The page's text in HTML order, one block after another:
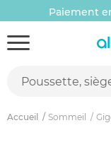
Paiement
Accueil Sommeil